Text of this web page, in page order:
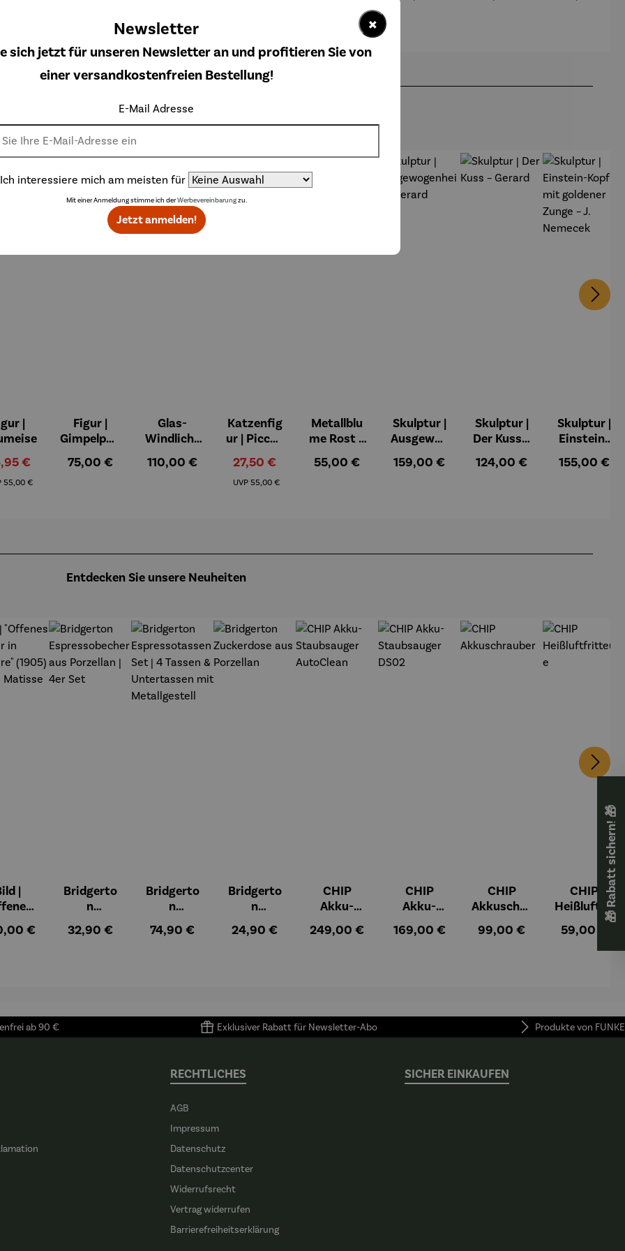
ne
Topseller aus der Kategorie Dekoration
5 Sternen
gespartRabatt
|
€
Regulärer Preis:
55,00 €
Derzeit vergriffen
Figur |
Gimpelpaa
Regulärer Preis:
75,00 €
Glas-
Windlicht
Künstlerm
Regulärer Preis:
110,00 €
50% gespart Rabatt
Katzenfig
ur | Piccoli
Rosina
Wachtmei
Verkaufspreis:
27,50 €
UVP Regulärer Preis:
55,00 €
Metallblu
me Rost –
Regulärer Preis:
55,00 €
Skulptur |
Ausgewog
Gerard
Regulärer Preis:
159,00 €
Skulptur |
Der Kuss –
Regulärer Preis:
124,00 €
Skulptur |
Einstein-
goldener
Regulärer
155,00 €
Entdecken Sie unsere Neuheiten
|
Preis:
€
Bridgerto
n
echer aus
Regulärer Preis:
32,90 €
Bridgerto
n
assen Set |
ell
Regulärer Preis:
74,90 €
Bridgerto
n
e aus
Regulärer Preis:
24,90 €
CHIP
Akku-
ger
Regulärer Preis:
249,00 €
CHIP
Akku-
ger DS02
Regulärer Preis:
169,00 €
CHIP
Akkuschra
Regulärer Preis:
99,00 €
CHIP
Heißluftfri
Regulärer
59,00 €
ab 90 € Exklusiver Rabatt für Newsletter-Abo Produkte von FUNKE
RECHTLICHES
AGB
Impressum
Datenschutz
Datenschutzcenter
Widerrufsrecht
Vertrag widerrufen
Barrierefreiheitserklärung
SICHER EINKAUFEN
🎁 Rabatt sichern! 🎁
×
Newsletter
sich jetzt für unseren Newsletter an und profitieren Sie von
einer versandkostenfreien Bestellung!
E-Mail Adresse
Ich interessiere mich am meisten für
Mit einer Anmeldung stimme ich derWerbevereinbarungzu.
Jetzt anmelden!